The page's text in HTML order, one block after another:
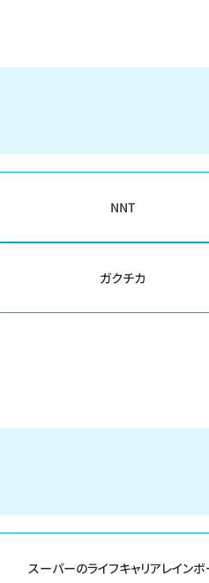
NNT
ガクチカ
スーパーのライフキャリアレインボ